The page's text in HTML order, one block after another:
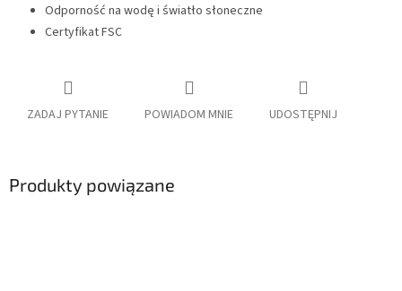
Odporność na wodę i światło słoneczne
Certyfikat FSC
ZADAJ PYTANIE POWIADOM MNIE UDOSTĘPNIJ
Produkty powiązane